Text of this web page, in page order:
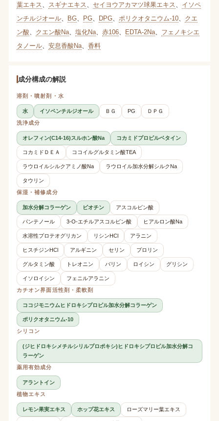
葉エキス
スギナエキス セイヨウアカマツ球果エキス
イソペ
ンチルジオール、 BG、 PG、 DPG、 ポリクオタニウム-10、 クエ
ン酸
クエン酸Na、 塩化Na、 赤106、 EDTA-2Na、 フェノキシエ
タノール、 安息香酸Na、 香料
成分構成の解説
溶剤・噴射剤・水
水 イソペンチルジオール ＢＧ PG
ＤＰＧ
洗浄成分
オレフィン(C14-16)スルホン酸Na コカミドプロピルベタイン
コカミドＤＥＡ ココイルグルタミン酸TEA
ラウロイルシルクアミノ酸Na ラウロイル加水分解シルクNa
タウリン
保湿・補修成分
加水分解コラーゲン ビオチン アスコルビン酸
パンテノール 3-O-エチルアスコルビン酸 ヒアルロン酸Na
水溶性プロテオグリカン リシンHCl アラニン
ヒスチジンHCl アルギニン セリン プロリン
グルタミン酸 トレオニン バリン ロイシン グリシン
イソロイシン
フェニルアラニン
カチオン界面活性剤・柔軟剤
ココジモニウムヒドロキシプロピル加水分解コラーゲン
ポリクオタニウム-10
シリコン
(ジヒドロキシメチルシリルプロポキシ)ヒドロキシプロピル加水分解コ
ラーゲン
薬用有効成分
アラントイン
植物エキス
レモン果実エキス ホップ花エキス ローズマリー葉エキス